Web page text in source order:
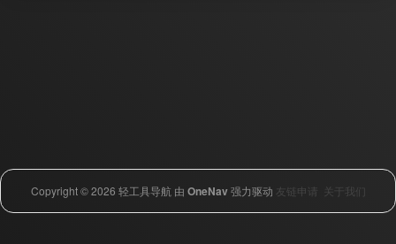
Copyright © 2026 轻工具导航 由 OneNav强力驱动 友链申请 关于我们